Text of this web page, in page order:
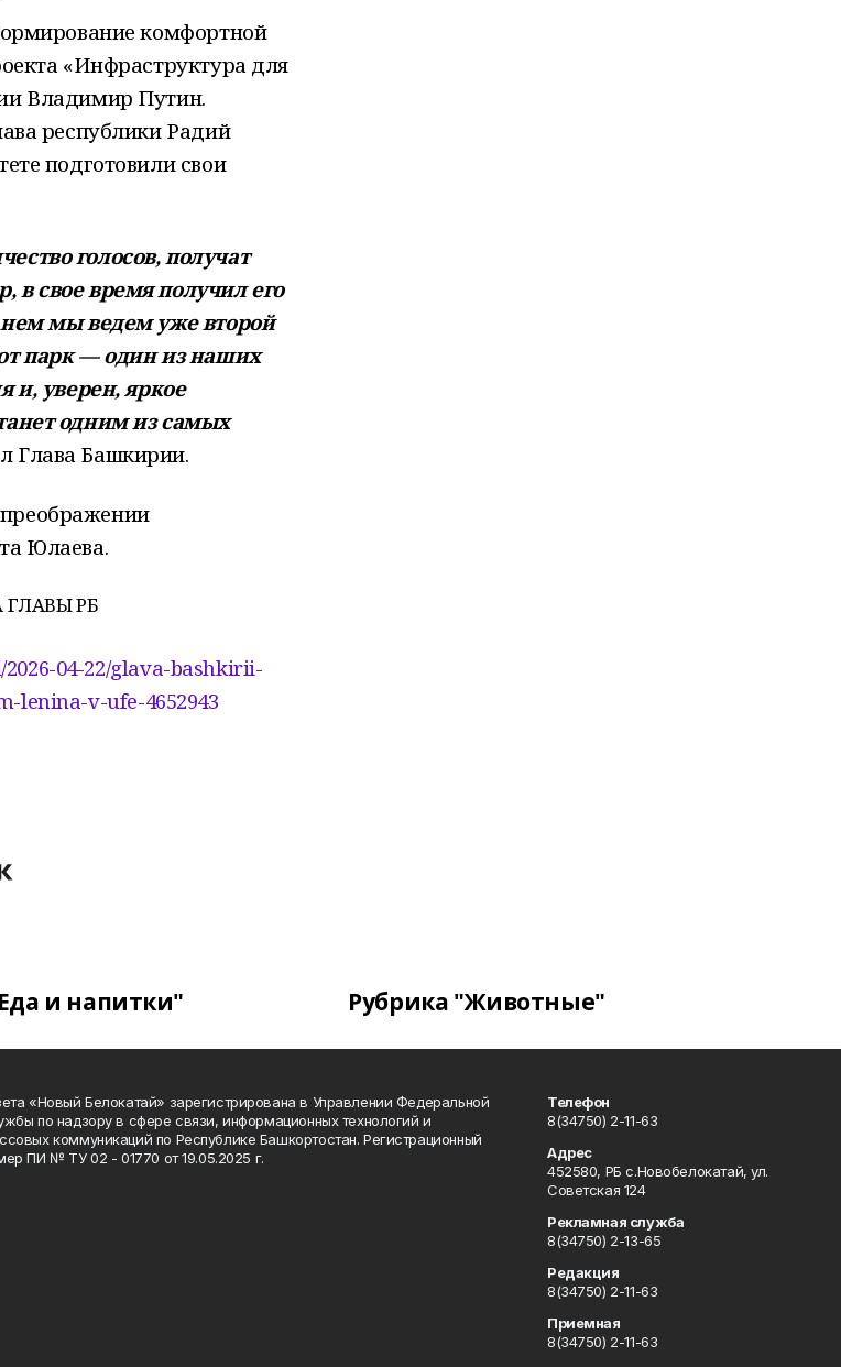
комфортной
«Инфраструктура для
Владимир Путин.
республики Радий
подготовили свои
голосов, получат
в свое время получил его
мы ведем уже второй
парк — один из наших
и, уверен, яркое
одним из самых
Глава Башкирии.
Юлаева.
РБ
04-22/glava-bashkirii-
lenina-v-ufe-4652943
и напитки" Рубрика "Животные"
«Новый Белокатай» зарегистрирована в Управлении Федеральной
по надзору в сфере связи, информационных технологий и
коммуникаций по Республике Башкортостан. Регистрационный
ПИ № ТУ 02 - 01770 от 19.05.2025 г.
Телефон
8(34750) 2-11-63
Адрес
452580, РБ с.Новобелокатай, ул.
Советская 124
Рекламная служба
8(34750) 2-13-65
Редакция
8(34750) 2-11-63
Приемная
8(34750) 2-11-63